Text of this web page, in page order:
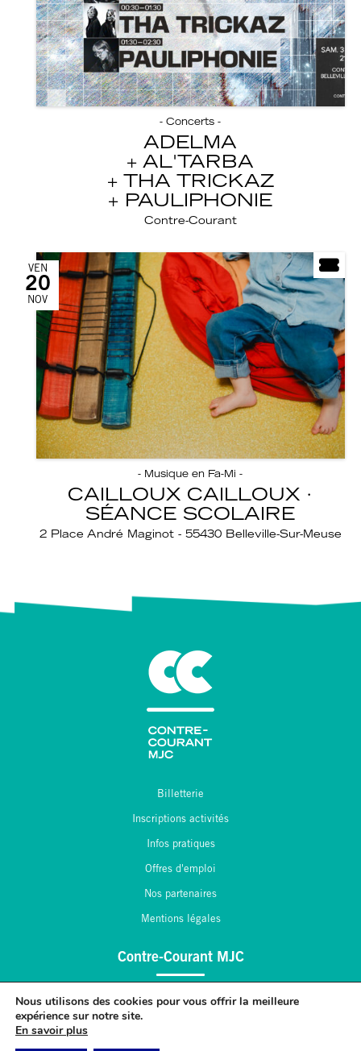
- Concerts -
ADELMA
AL'TARBA
THA TRICKAZ
PAULIPHONIE
Contre-Courant
- Musique en Fa-Mi -
CAILLOUX CAILLOUX ·
SÉANCE SCOLAIRE
2 Place André Maginot - 55430 Belleville-Sur-Meuse
VEN
20
NOV
Contre-Courant MJC
55 430 Belleville sur Meuse
Billetterie
Inscriptions activités
Infos pratiques
Offres d'emploi
Nos partenaires
Mentions légales
Nous utilisons des cookies pour vous offrir la meilleure
expérience sur notre site.
En savoir plus